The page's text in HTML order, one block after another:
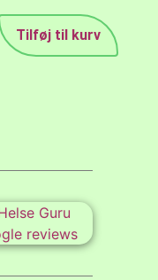
Tilføj til kurv